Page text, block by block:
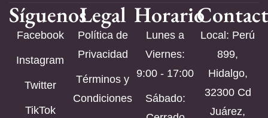
Síguenos
Facebook
Instagram
Twitter
TikTok
Legal
Política de
Privacidad
Términos y
Condiciones
Horario
Lunes a
Viernes:
9:00 - 17:00
Sábado:
Local: Perú
899,
Hidalgo,
32300 Cd
Juárez,